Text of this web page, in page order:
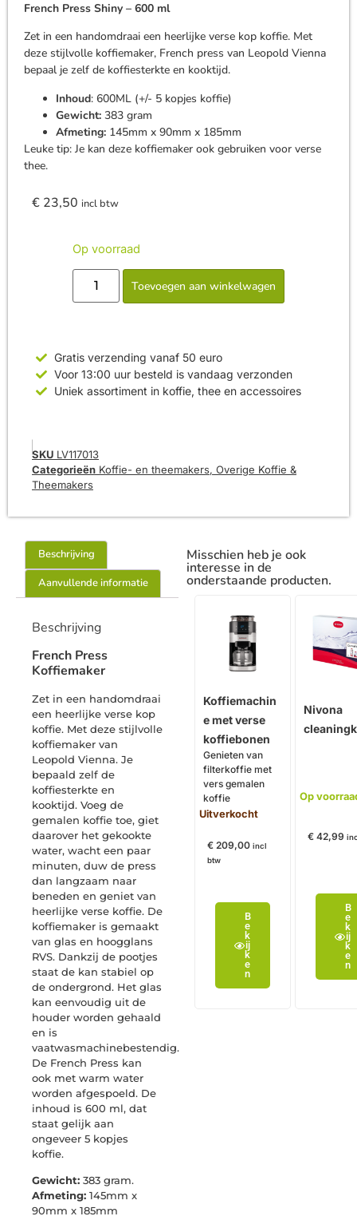
French Press Shiny – 600 ml
Zet in een handomdraai een heerlijke verse kop koffie. Met
deze stijlvolle koffiemaker, French press van Leopold Vienna
bepaal je zelf de koffiesterkte en kooktijd.
Inhoud: 600ML (+/- 5 kopjes koffie)
Gewicht: 383 gram
Afmeting: 145mm x 90mm x 185mm
Leuke tip: Je kan deze koffiemaker ook gebruiken voor verse
thee.
€ 23,50 incl btw
Op voorraad
Toevoegen aan winkelwagen
Gratis verzending vanaf 50 euro
Voor 13:00 uur besteld is vandaag verzonden
Uniek assortiment in koffie, thee en accessoires
SKU LV117013
Categorieën Koffie- en theemakers, Overige Koffie &
Theemakers
Beschrijving
Aanvullende informatie
Beschrijving
French Press
Koffiemaker
Zet in een handomdraai
een heerlijke verse kop
koffie. Met deze stijlvolle
koffiemaker van
Leopold Vienna. Je
bepaald zelf de
koffiesterkte en
kooktijd. Voeg de
gemalen koffie toe, giet
daarover het gekookte
water, wacht een paar
minuten, duw de press
dan langzaam naar
beneden en geniet van
heerlijke verse koffie. De
koffiemaker is gemaakt
van glas en hoogglans
RVS. Dankzij de pootjes
staat de kan stabiel op
de ondergrond. Het glas
kan eenvoudig uit de
houder worden gehaald
en is
vaatwasmachinebestendig.
De French Press kan
ook met warm water
worden afgespoeld. De
inhoud is 600 ml, dat
staat gelijk aan
ongeveer 5 kopjes
koffie.
Gewicht: 383 gram.
Afmeting: 145mm x
90mm x 185mm
Misschien heb je ook
interesse in de
onderstaande producten.
Koffiemachin
e met verse
koffiebonen
Genieten van
filterkoffie met
vers gemalen
koffie
Uitverkocht
€ 209,00 incl
btw
B
e
k
ij
k
e
n
Nivona
Op
€42,99
B
e
k
ij
k
e
n